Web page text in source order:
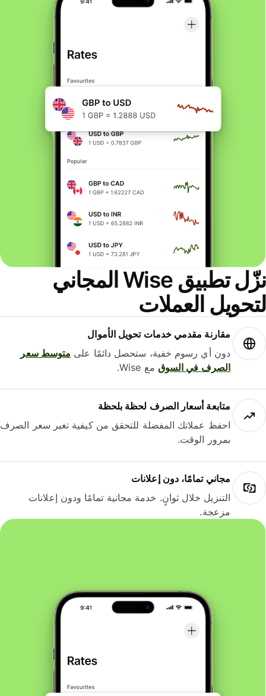
نزّل تطبيق Wise المجاني
العملات
مقارنة مقدمي خدمات تحويل الأموال
دون أي رسوم خفية، ستحصل دائمًا علىمتوسط ​​سعر
الصرف في السوقمع Wise.
متابعة أسعار الصرف لحظة بلحظة
احفظ عملاتك المفضلة للتحقق من كيفية تغير سعر الصرف
بمرور الوقت.
مجاني تمامًا، دون إعلانات
التنزيل خلال ثوانٍ. خدمة مجانية تمامًا ودون إعلانات
مزعجة.